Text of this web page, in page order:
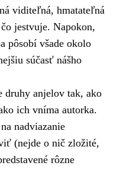
viditeľná, hmatateľná
jestvuje. Napokon,
pôsobí všade okolo
súčasť nášho
druhy anjelov tak, ako
ich vníma autorka.
nadviazanie
(nejde o nič zložité,
rôzne